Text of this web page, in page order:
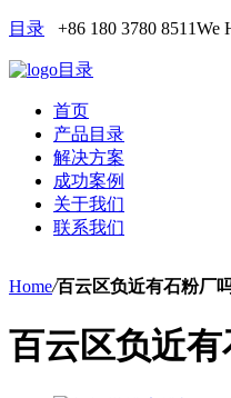
目录 +86 180 3780 8511We
目录
首页
产品目录
解决方案
成功案例
关于我们
联系我们
Home/百云区负近有石粉厂
百云区负近